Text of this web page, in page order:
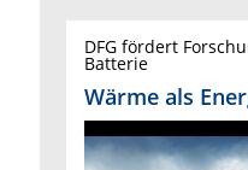
DFG fördert
Batterie
Wärme als